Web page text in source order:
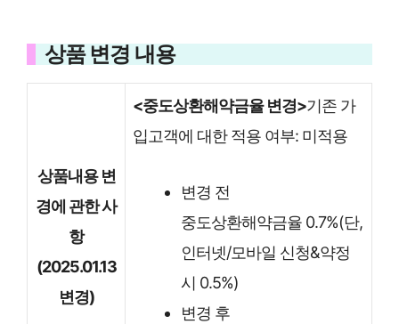
상품 변경 내용
상품내용 변
경에 관한 사
항
(2025.01.13
변경)
<중도상환해약금율 변경>기존 가
입고객에 대한 적용 여부: 미적용
변경 전
중도상환해약금율 0.7%(단,
인터넷/모바일 신청&약정
시 0.5%)
변경 후